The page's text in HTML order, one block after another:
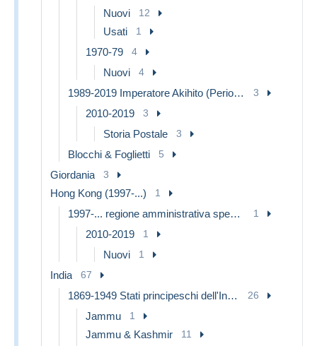
Nuovi 12
Usati 1
1970-79 4
Nuovi 4
1989-2019 Imperatore Akihito (Periodo Heisei) 3
2010-2019 3
Storia Postale 3
Blocchi & Foglietti 5
Giordania 3
Hong Kong (1997-...) 1
1997-... regione amministrativa speciale della Cina 1
2010-2019 1
Nuovi 1
India 67
1869-1949 Stati principeschi dell'India 26
Jammu 1
Jammu & Kashmir 11